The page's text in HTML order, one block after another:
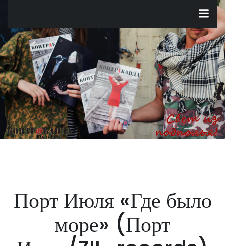
содержимому
Порт Июля «Где было
море» (Порт